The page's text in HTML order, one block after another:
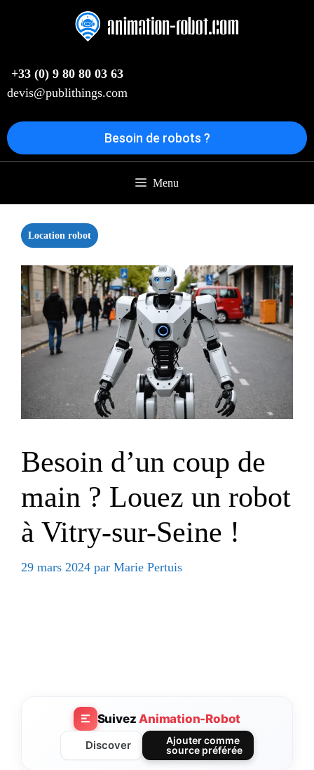
+33 (0) 9 80 80 03 63
devis@publithings.com
Besoin de robots ?
Menu
Location robot
Besoin d’un coup de
main ? Louez un robot
à Vitry-sur-Seine !
29 mars 2024 par Marie Pertuis
Suivez Animation-Robot
Discover
Ajouter comme
source préférée